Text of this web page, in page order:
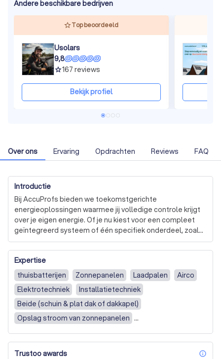
Andere beschikbare bedrijven
Top beoordeeld
Usolars
9,8
grade167 reviews
Bekijk profiel
Over ons Ervaring Opdrachten Reviews FAQ
Introductie
Bij AccuProfs bieden we toekomstgerichte
energieoplossingen waarmee jij volledige controle krijgt
over je eigen energie. Of je nu kiest voor een compleet
geïntegreerd systeem of één specifiek onderdeel, zoals
een thuisbatterij, zonnepanelen of een laadpaal – wij
leveren maatwerk dat past bij jouw situatie én ambities.
Onze totaaloplossingen combineren batterijopslag,
zonne-energie en slimme laadtechnologie in één krachtig
energiesysteem. Dankzij ons geavanceerde
energiebeheersysteem (EMS) wordt jouw
energieverbruik geoptimaliseerd: je wekt duurzaam op,
slaat efficiënt op en verbruikt op het juiste moment. Zo
verlaag je je energiekosten, verhoog je je zelfconsumptie
en word je minder afhankelijk van het net.
Expertise
thuisbatterijen
Zonnepanelen Laadpalen
Airco
Elektrotechniek
Installatietechniek
Beide (schuin & plat dak of dakkapel)
Opslag stroom van zonnepanelen
Opslag stroom van elektriciteitsnet
Woning
Trustoo awards